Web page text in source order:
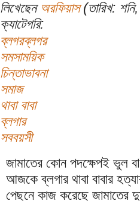
লিখেছেন অরফিয়াস(তারিখ:
ক্যাটেগরি:
ব্লগরব্লগর
সমসাময়িক
চিন্তাভাবনা
সমাজ
থাবা বাবা
ব্লগার
সববয়সী
জামাতের কোন পদক্ষেপই ভুল
আজকে ব্লগার থাবা বাবার
পেছনে কাজ করেছে জামাতের